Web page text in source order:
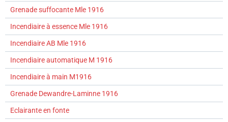
Grenade suffocante Mle 1916
Incendiaire à essence Mle 1916
Incendiaire AB Mle 1916
Incendiaire automatique M 1916
Incendiaire à main M1916
Grenade Dewandre-Laminne 1916
Eclairante en fonte